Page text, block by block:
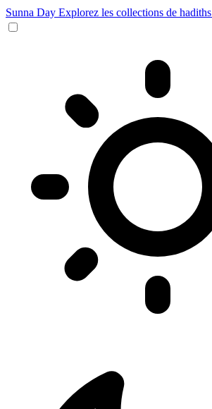
Sunna Day Explorez les collections de hadiths